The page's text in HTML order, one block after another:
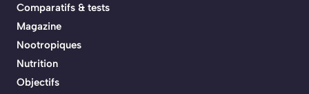
Comparatifs & tests
Magazine
Nootropiques
Nutrition
Objectifs